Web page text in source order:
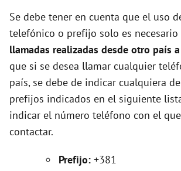
d
e
o
Se debe tener en cuenta que el uso
telefónico o prefijo solo es necesario
llamadas realizadas desde otro país
que si se desea llamar cualquier
país, se debe de indicar cualquiera
prefijos indicados en el siguiente
indicar el número teléfono con el
contactar.
Prefijo: +381